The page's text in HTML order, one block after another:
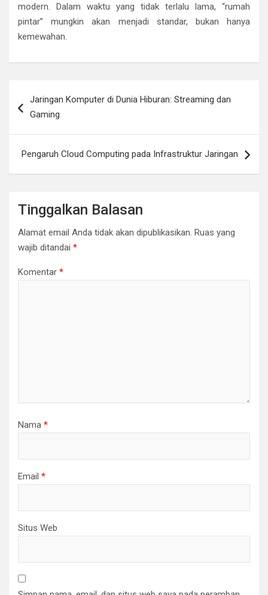
modern. Dalam waktu yang tidak terlalu lama, “rumah
pintar” mungkin akan menjadi standar, bukan hanya
kemewahan.
posJaringan Komputer di Dunia Hiburan: Streaming dan
Gaming
Pengaruh Cloud Computing pada Infrastruktur Jaringan
Tinggalkan Balasan
Alamat email Anda tidak akan dipublikasikan. Ruas yang
wajib ditandai *
Komentar *
Nama *
Email *
Situs Web